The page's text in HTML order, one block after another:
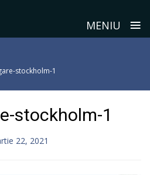
MENIU ≡
stockholm-1
stockholm-1
22, 2021